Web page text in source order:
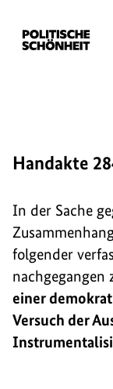
Handakte
In der Sache
folgender
nachgegangen
einer
Versuch der